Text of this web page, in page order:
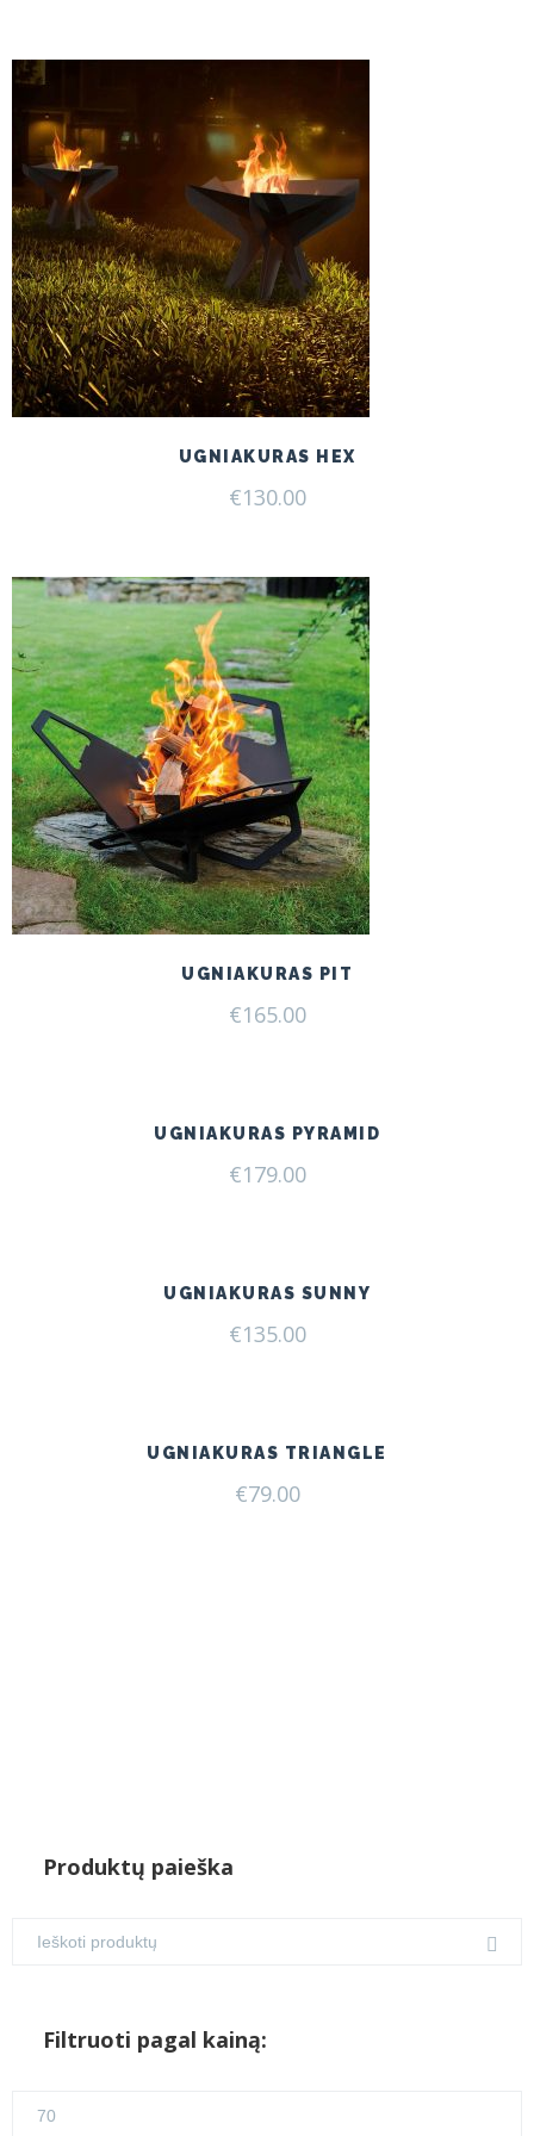
UGNIAKURAS HEX
€130.00
UGNIAKURAS PIT
€165.00
UGNIAKURAS PYRAMID
€179.00
UGNIAKURAS SUNNY
€135.00
UGNIAKURAS TRIANGLE
€79.00
Produktų paieška
Filtruoti pagal kainą: